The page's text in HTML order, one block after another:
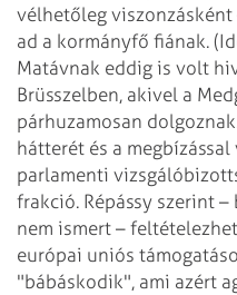
vélhetőleg
ad a kormányfő fiának.
Matávnak eddig is volt
Brüsszelben, akivel a
párhuzamosan
hátterét és a
parlamenti
frakció. Répássy szerint
nem ismert –
európai uniós
"bábáskodik", ami azért